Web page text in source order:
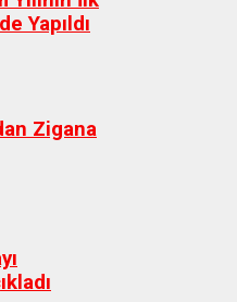
Yapıldı
Zigana